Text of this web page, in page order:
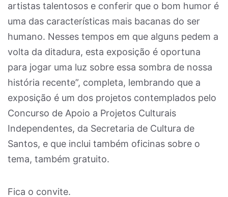
artistas talentosos e conferir que o bom humor é
uma das características mais bacanas do ser
humano. Nesses tempos em que alguns pedem a
volta da ditadura, esta exposição é oportuna
para jogar uma luz sobre essa sombra de nossa
história recente”, completa, lembrando que a
exposição é um dos projetos contemplados pelo
Concurso de Apoio a Projetos Culturais
Independentes, da Secretaria de Cultura de
Santos, e que inclui também oficinas sobre o
tema, também gratuito.
Fica o convite.